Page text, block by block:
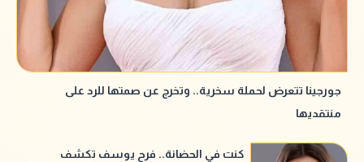
جورجينا تتعرض لحملة سخرية.. وتخرج عن صمتها للرد على
منتقديها
كنت في الحضانة.. فرح يوسف تكشف